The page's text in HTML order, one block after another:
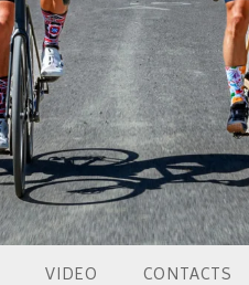
VIDEO CONTACTS